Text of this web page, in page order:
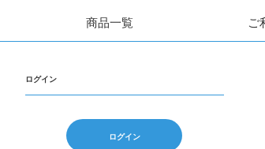
商品一覧 ご
ログイン
ログイン